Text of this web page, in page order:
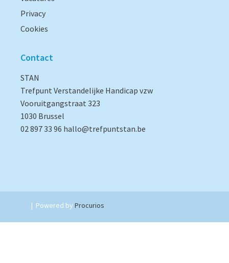
Privacy
Cookies
Contact
STAN
Trefpunt Verstandelijke Handicap vzw
Vooruitgangstraat 323
1030 Brussel
02 897 33 96 hallo@trefpuntstan.be
| Powered by Procurios